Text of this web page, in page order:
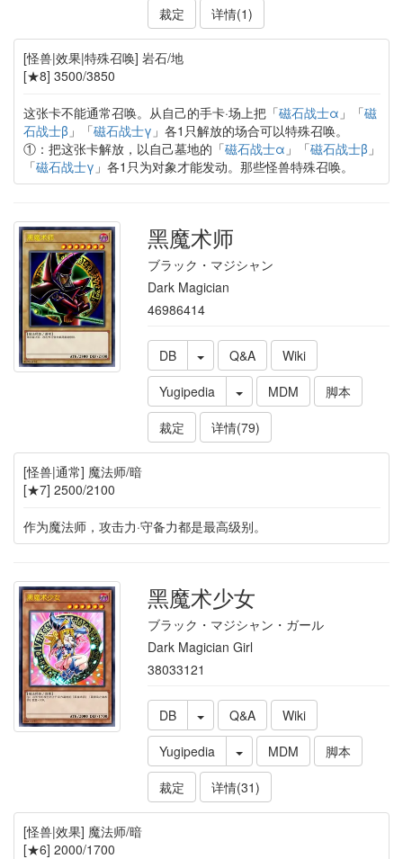
裁定
详情(1)
[怪兽|效果|特殊召唤] 岩石/地
[★8] 3500/3850
这张卡不能通常召唤。从自己的手卡·场上把「磁石战士α 」「磁
石战士β 」「磁石战士γ 」各1只解放的场合可以特殊召唤。
①：把这张卡解放，以自己墓地的「磁石战士α 」「磁石战士β 」
「磁石战士γ 」各1只为对象才能发动。那些怪兽特殊召唤。
黑魔术师
ブラック・マジシャン
Dark Magician
46986414
DB Q&A
Wiki
Yugipedia
MDM
脚本
裁定
详情(79)
[怪兽|通常] 魔法师/暗
[★7] 2500/2100
作为魔法师，攻击力·守备力都是最高级别。
黑魔术少女
ブラック・マジシャン・ガール
Dark Magician Girl
38033121
DB Q&A
Wiki
Yugipedia
MDM
脚本
裁定
详情(31)
[怪兽|效果] 魔法师/暗
[★6] 2000/1700